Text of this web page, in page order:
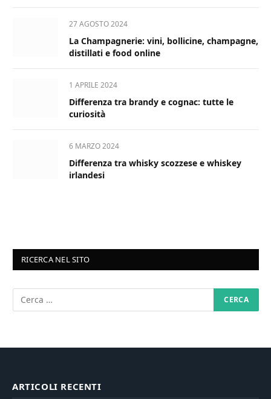
27 AGOSTO 2024
La Champagnerie: vini, bollicine, champagne,
distillati e food online
1 APRILE 2024
Differenza tra brandy e cognac: tutte le
curiosità
6 MARZO 2024
Differenza tra whisky scozzese e whiskey
irlandesi
RICERCA NEL SITO
ARTICOLI RECENTI